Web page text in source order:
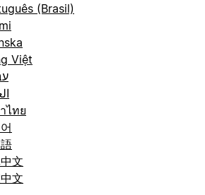
(Brasil)
Việt
ไทย
文
文